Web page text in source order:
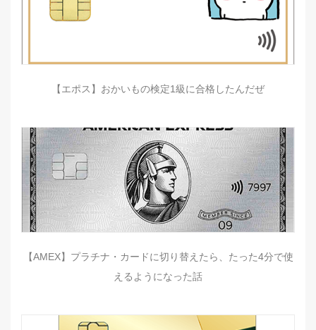
【エポス】おかいもの検定1級に合格したんだぜ
【AMEX】プラチナ・カードに切り替えたら、たった4分で使
えるようになった話